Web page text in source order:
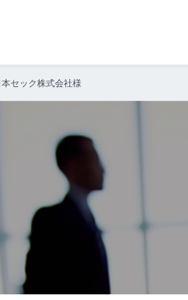
本セック株式会社様